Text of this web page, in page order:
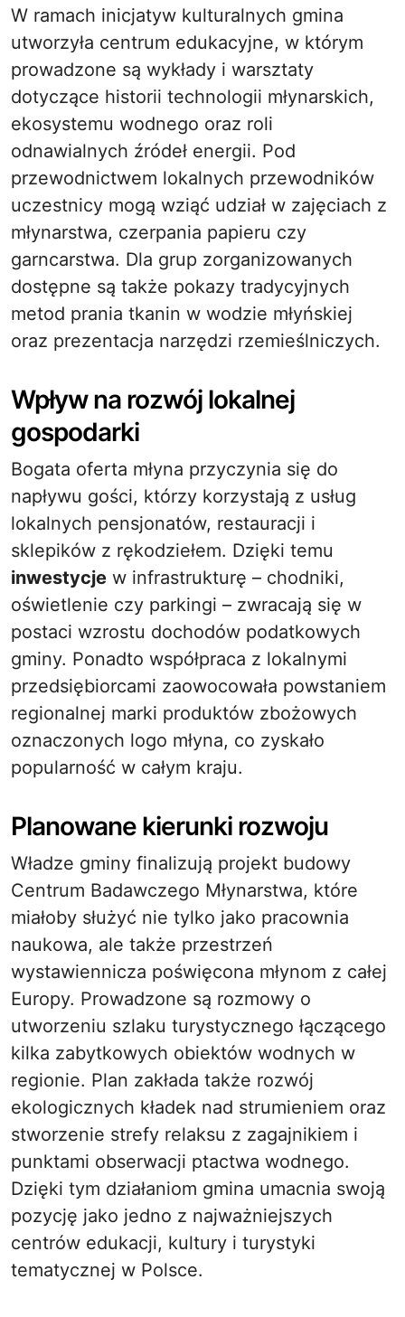
W ramach inicjatyw kulturalnych gmina
utworzyła centrum edukacyjne, w którym
prowadzone są wykłady i warsztaty
dotyczące historii technologii młynarskich,
ekosystemu wodnego oraz roli
odnawialnych źródeł energii. Pod
przewodnictwem lokalnych przewodników
uczestnicy mogą wziąć udział w zajęciach z
młynarstwa, czerpania papieru czy
garncarstwa. Dla grup zorganizowanych
dostępne są także pokazy tradycyjnych
metod prania tkanin w wodzie młyńskiej
oraz prezentacja narzędzi rzemieślniczych.
Wpływ na rozwój lokalnej
gospodarki
Bogata oferta młyna przyczynia się do
napływu gości, którzy korzystają z usług
lokalnych pensjonatów, restauracji i
sklepików z rękodziełem. Dzięki temu
inwestycje w infrastrukturę – chodniki,
oświetlenie czy parkingi – zwracają się w
postaci wzrostu dochodów podatkowych
gminy. Ponadto współpraca z lokalnymi
przedsiębiorcami zaowocowała powstaniem
regionalnej marki produktów zbożowych
oznaczonych logo młyna, co zyskało
popularność w całym kraju.
Planowane kierunki rozwoju
Władze gminy finalizują projekt budowy
Centrum Badawczego Młynarstwa, które
miałoby służyć nie tylko jako pracownia
naukowa, ale także przestrzeń
wystawiennicza poświęcona młynom z całej
Europy. Prowadzone są rozmowy o
utworzeniu szlaku turystycznego łączącego
kilka zabytkowych obiektów wodnych w
regionie. Plan zakłada także rozwój
ekologicznych kładek nad strumieniem oraz
stworzenie strefy relaksu z zagajnikiem i
punktami obserwacji ptactwa wodnego.
Dzięki tym działaniom gmina umacnia swoją
pozycję jako jedno z najważniejszych
centrów edukacji, kultury i turystyki
tematycznej w Polsce.